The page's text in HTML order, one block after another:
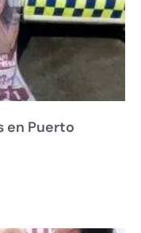
en Puerto